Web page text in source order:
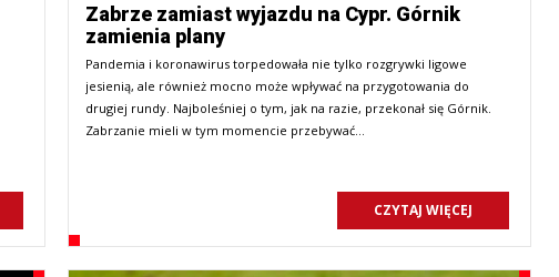
Zabrze zamiast wyjazdu na Cypr. Górnik
zamienia plany
Pandemia i koronawirus torpedowała nie tylko rozgrywki ligowe
jesienią, ale również mocno może wpływać na przygotowania do
drugiej rundy. Najboleśniej o tym, jak na razie, przekonał się Górnik.
Zabrzanie mieli w tym momencie przebywać…
CZYTAJ WIĘCEJ